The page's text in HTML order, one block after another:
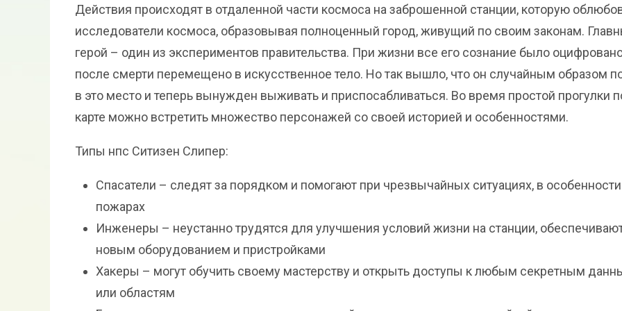
Действия происходят в отдаленной части космоса на заброшенной станции, которую
исследователи космоса, образовывая полноценный город, живущий по своим законам.
герой – один из экспериментов правительства. При жизни все его сознание было
после смерти перемещено в искусственное тело. Но так вышло, что он случайным образом
в это место и теперь вынужден выживать и приспосабливаться. Во время простой прогулки
карте можно встретить множество персонажей со своей историей и особенностями.
Типы нпс Ситизен Слипер:
Спасатели – следят за порядком и помогают при чрезвычайных ситуациях, в особенности
пожарах
Инженеры – неустанно трудятся для улучшения условий жизни на станции,
новым оборудованием и пристройками
Хакеры – могут обучить своему мастерству и открыть доступы к любым секретным
или областям